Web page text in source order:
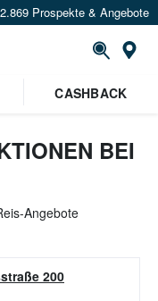
Prospekte & Angebote
CASHBACK
BEI
Angebote
200